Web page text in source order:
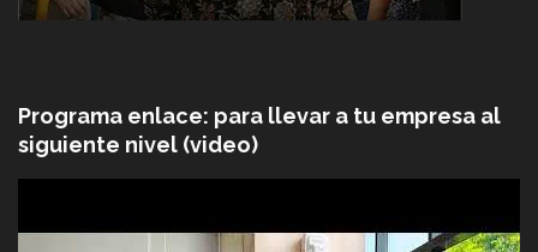
Programa enlace: para llevar a tu empresa al
siguiente nivel (video)